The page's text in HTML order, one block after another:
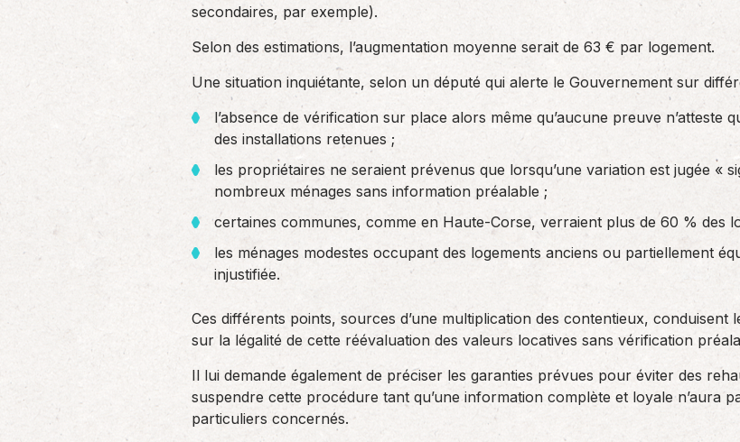
secondaires, par exemple).
Selon des estimations, l’augmentation moyenne serait de 63 € par logement.
Une situation inquiétante, selon un député qui alerte le Gouvernement sur
l’absence de vérification sur place alors même qu’aucune preuve n’atteste
des installations retenues ;
les propriétaires ne seraient prévenus que lorsqu’une variation est jugée «
nombreux ménages sans information préalable ;
certaines communes, comme en Haute-Corse, verraient plus de 60 % des
les ménages modestes occupant des logements anciens ou partiellement
injustifiée.
Ces différents points, sources d’une multiplication des contentieux,
sur la légalité de cette réévaluation des valeurs locatives sans vérification
Il lui demande également de préciser les garanties prévues pour éviter des
suspendre cette procédure tant qu’une information complète et loyale n’aura
particuliers concernés.